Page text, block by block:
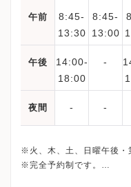
午前
8:45-
13:30
8:45-
13:00
午後
14:00-
18:00
-
夜間 - -
※火、木、土、日曜午後・
※完全予約制です。